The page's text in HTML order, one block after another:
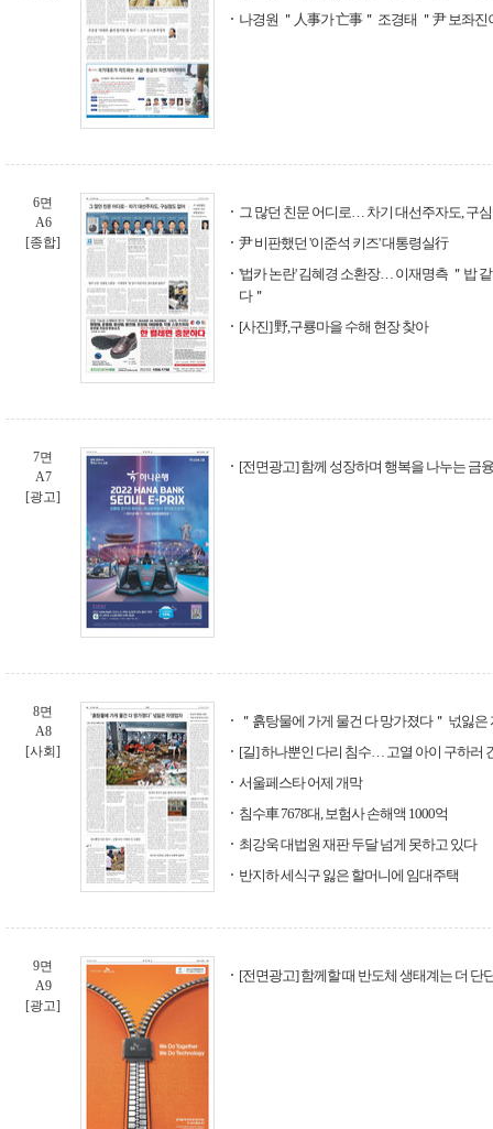
나경원 ＂人事가 亡事＂ 조경태 ＂尹 보좌진
6면
A6
[종합]
그 많던 친문 어디로… 차기 대선주자도, 구
尹 비판했던 '이준석 키즈' 대통령실行
'법카 논란' 김혜경 소환장… 이재명측 ＂밥
다＂
[사진] 野,구룡마을 수해 현장 찾아
7면
A7
[광고]
[전면광고] 함께 성장하며 행복을 나누는 금
8면
A8
[사회]
＂흙탕물에 가게 물건 다 망가졌다＂ 넋잃은
[길] 하나뿐인 다리 침수… 고열 아이 구하러
서울페스타 어제 개막
침수車 7678대, 보험사 손해액 1000억
최강욱 대법원 재판 두달 넘게 못하고 있다
반지하 세식구 잃은 할머니에 임대주택
9면
A9
[광고]
[전면광고] 함께할 때 반도체 생태계는 더 단